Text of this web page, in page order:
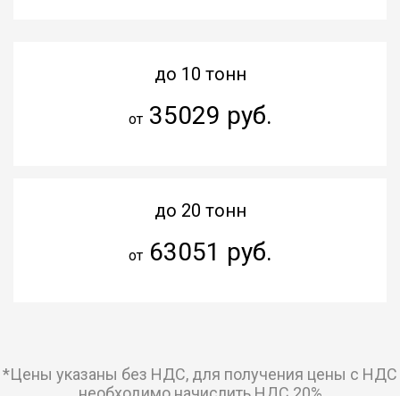
до 10 тонн
от35029 руб.
до 20 тонн
от63051 руб.
*Цены указаны без НДС, для получения цены с НДС